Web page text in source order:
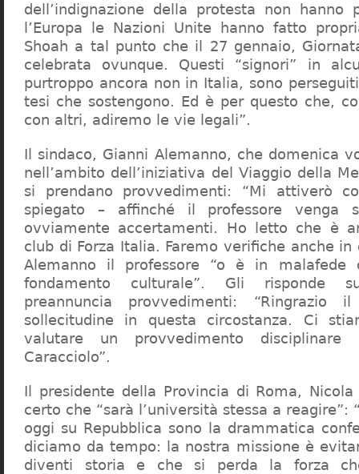
dell’indignazione della protesta non hanno
l’Europa le Nazioni Unite hanno fatto
Shoah a tal punto che il 27 gennaio,
celebrata ovunque. Questi “signori” in
purtroppo ancora non in Italia, sono
tesi che sostengono. Ed è per questo che,
con altri, adiremo le vie legali”.
Il sindaco, Gianni Alemanno, che domenica
nell’ambito dell’iniziativa del Viaggio della
si prendano provvedimenti: “Mi attiverò
spiegato – affinché il professore venga
ovviamente accertamenti. Ho letto che è
club di Forza Italia. Faremo verifiche anche in
Alemanno il professore “o è in malafede
fondamento culturale”. Gli risponde
preannuncia provvedimenti:
sollecitudine in questa circostanza. Ci
valutare un provvedimento
Caracciolo”.
Il presidente della Provincia di Roma,
certo che “sarà l’università stessa a reagire”:
oggi su Repubblica sono la drammatica
diciamo da tempo: la nostra missione è
diventi storia e che si perda la forza